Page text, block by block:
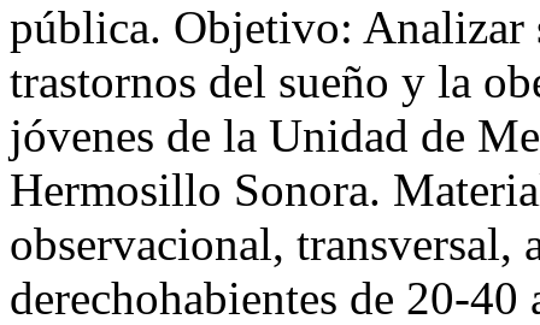
pública. Objetivo: Analizar
trastornos del sueño y la
jóvenes de la Unidad de
Hermosillo Sonora.
observacional,
derechohabientes de 20-